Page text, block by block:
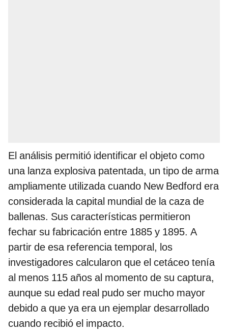
El análisis permitió identificar el objeto como
una lanza explosiva patentada, un tipo de arma
ampliamente utilizada cuando New Bedford era
considerada la capital mundial de la caza de
ballenas. Sus características permitieron
fechar su fabricación entre 1885 y 1895. A
partir de esa referencia temporal, los
investigadores calcularon que el cetáceo tenía
al menos 115 años al momento de su captura,
aunque su edad real pudo ser mucho mayor
debido a que ya era un ejemplar desarrollado
cuando recibió el impacto.